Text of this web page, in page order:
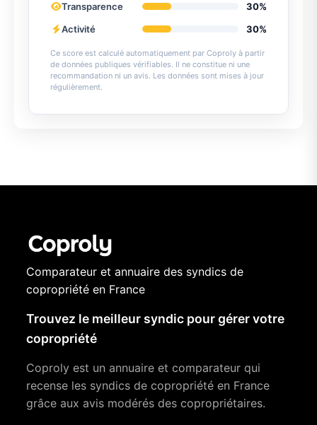
Transparence
30%
Activité
30%
Ce score est calculé automatiquement par Coproly à partir
de données publiques vérifiables. Il ne constitue ni une
recommandation ni un avis. Les données sont mises à jour
régulièrement.
Comparateur et annuaire des syndics de
copropriété en France
Trouvez le meilleur syndic pour gérer votre
copropriété
Coproly est un annuaire et comparateur qui
recense les syndics de copropriété en France
grâce aux avis modérés des copropriétaires.